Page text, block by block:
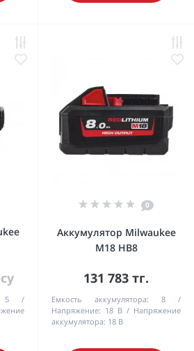
5
0
Аккумулятор Milwaukee
M18 HB8
131 783 тг.
Емкость аккумулятора:
8
Напряжение: 18 В
Напряжение
аккумулятора: 18 В